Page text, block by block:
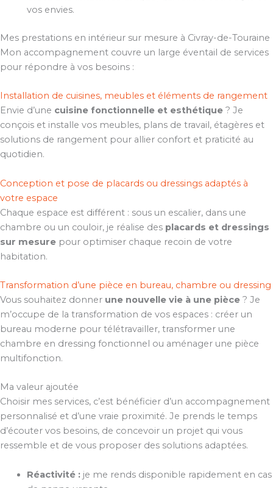
vos envies.
Mes prestations en intérieur sur mesure à Civray-de-Touraine
Mon accompagnement couvre un large éventail de services
pour répondre à vos besoins :
Installation de cuisines, meubles et éléments de rangement
Envie d’une cuisine fonctionnelle et esthétique ? Je
conçois et installe vos meubles, plans de travail, étagères et
solutions de rangement pour allier confort et praticité au
quotidien.
Conception et pose de placards ou dressings adaptés à
votre espace
Chaque espace est différent : sous un escalier, dans une
chambre ou un couloir, je réalise des placards et dressings
sur mesure pour optimiser chaque recoin de votre
habitation.
Transformation d’une pièce en bureau, chambre ou dressing
Vous souhaitez donner une nouvelle vie à une pièce ? Je
m’occupe de la transformation de vos espaces : créer un
bureau moderne pour télétravailler, transformer une
chambre en dressing fonctionnel ou aménager une pièce
multifonction.
Ma valeur ajoutée
Choisir mes services, c’est bénéficier d’un accompagnement
personnalisé et d’une vraie proximité. Je prends le temps
d’écouter vos besoins, de concevoir un projet qui vous
ressemble et de vous proposer des solutions adaptées.
Réactivité :je me rends disponible rapidement en cas